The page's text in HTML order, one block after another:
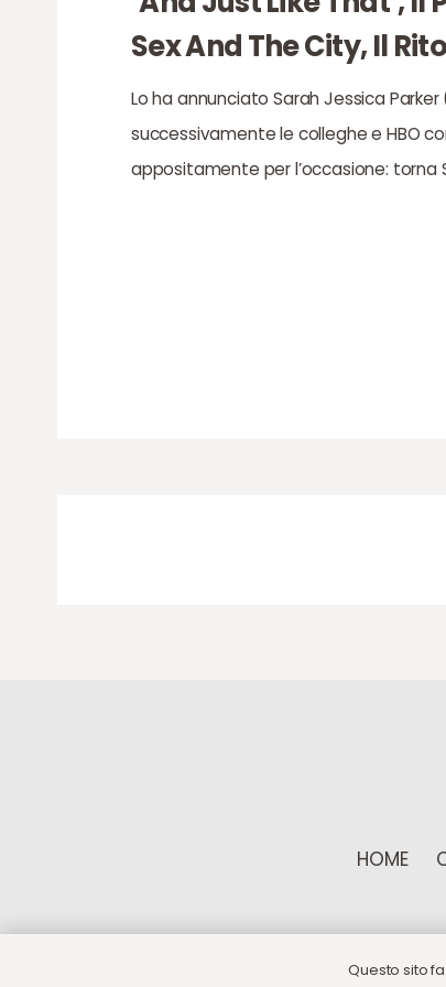
Sex And The City, Il
Lo ha annunciato Sarah Jessica
successivamente le colleghe e HBO
appositamente per l’occasione: torna
HOME
Questo sito